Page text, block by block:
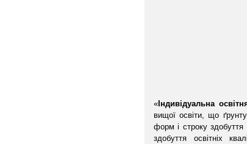
« Індивідуальна
вищої освіти, що
форм і строку здобуття
здобуття освітніх